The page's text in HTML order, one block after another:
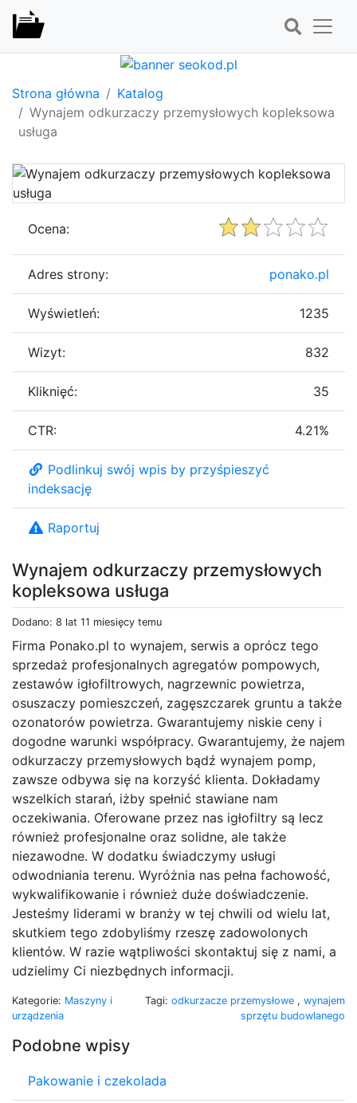
Strona główna
Katalog
Wynajem odkurzaczy przemysłowych kopleksowa
usługa
Wynajem odkurzaczy przemysłowych
kopleksowa usługa
Dodano: 8 lat 11 miesięcy temu
Firma Ponako.pl to wynajem, serwis a oprócz tego
sprzedaż profesjonalnych agregatów pompowych,
zestawów igłofiltrowych, nagrzewnic powietrza,
osuszaczy pomieszczeń, zagęszczarek gruntu a także
ozonatorów powietrza. Gwarantujemy niskie ceny i
dogodne warunki współpracy. Gwarantujemy, że najem
odkurzaczy przemysłowych bądź wynajem pomp,
zawsze odbywa się na korzyść klienta. Dokładamy
wszelkich starań, iżby spełnić stawiane nam
oczekiwania. Oferowane przez nas igłofiltry są lecz
również profesjonalne oraz solidne, ale także
niezawodne. W dodatku świadczymy usługi
odwodniania terenu. Wyróżnia nas pełna fachowość,
wykwalifikowanie i również duże doświadczenie.
Jesteśmy liderami w branży w tej chwili od wielu lat,
skutkiem tego zdobyliśmy rzeszę zadowolonych
klientów. W razie wątpliwości skontaktuj się z nami, a
udzielimy Ci niezbędnych informacji.
Kategorie: Maszyny i
urządzenia
Tagi: odkurzacze przemysłowe , wynajem
sprzętu budowlanego
Podobne wpisy
Pakowanie i czekolada
Ocena:
Adres strony: ponako.pl
Wyświetleń: 1235
Wizyt: 832
Kliknięć: 35
CTR: 4.21%
Podlinkuj swój wpis by przyśpieszyć
indeksację
Raportuj